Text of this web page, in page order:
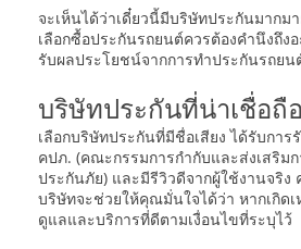
จะเห็นได้ว่าเดี๋ยวนี้มีบริษัทประกันมากม
เลือกซื้อประกันรถยนต์ควรต้องคำนึงถึง
รับผลประโยชน์จากการทำประกันรถย
บริษัทประกันที่น่าเชื่อถือ
เลือกบริษัทประกันที่มีชื่อเสียง ได้รับการ
คปภ. (คณะกรรมการกำกับและส่งเสริม
ประกันภัย) และมีรีวิวดีจากผู้ใช้งานจริง
บริษัทจะช่วยให้คุณมั่นใจได้ว่า หากเกิด
ดูแลและบริการที่ดีตามเงื่อนไขที่ระบุไว้